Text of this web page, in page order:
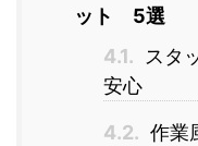
ット 5選
4.1. スタ
安心
4.2. 作業